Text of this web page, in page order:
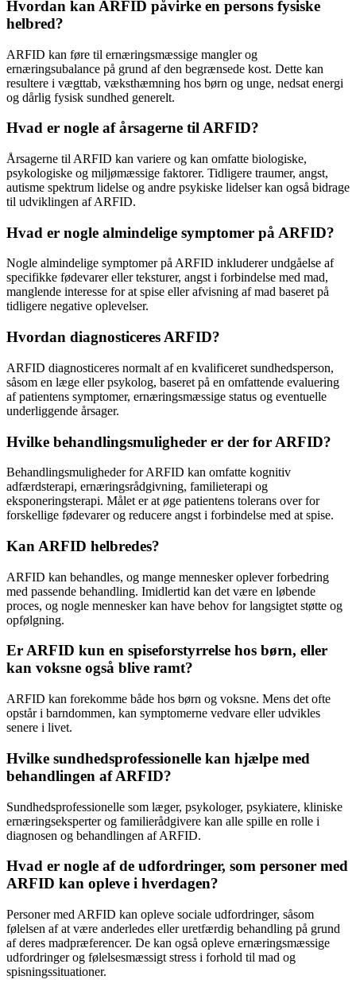
Hvordan kan ARFID påvirke en persons fysiske
helbred?
ARFID kan føre til ernæringsmæssige mangler og
ernæringsubalance på grund af den begrænsede kost. Dette kan
resultere i vægttab, væksthæmning hos børn og unge, nedsat energi
og dårlig fysisk sundhed generelt.
Hvad er nogle af årsagerne til ARFID?
Årsagerne til ARFID kan variere og kan omfatte biologiske,
psykologiske og miljømæssige faktorer. Tidligere traumer, angst,
autisme spektrum lidelse og andre psykiske lidelser kan også bidrage
til udviklingen af ARFID.
Hvad er nogle almindelige symptomer på ARFID?
Nogle almindelige symptomer på ARFID inkluderer undgåelse af
specifikke fødevarer eller teksturer, angst i forbindelse med mad,
manglende interesse for at spise eller afvisning af mad baseret på
tidligere negative oplevelser.
Hvordan diagnosticeres ARFID?
ARFID diagnosticeres normalt af en kvalificeret sundhedsperson,
såsom en læge eller psykolog, baseret på en omfattende evaluering
af patientens symptomer, ernæringsmæssige status og eventuelle
underliggende årsager.
Hvilke behandlingsmuligheder er der for ARFID?
Behandlingsmuligheder for ARFID kan omfatte kognitiv
adfærdsterapi, ernæringsrådgivning, familieterapi og
eksponeringsterapi. Målet er at øge patientens tolerans over for
forskellige fødevarer og reducere angst i forbindelse med at spise.
Kan ARFID helbredes?
ARFID kan behandles, og mange mennesker oplever forbedring
med passende behandling. Imidlertid kan det være en løbende
proces, og nogle mennesker kan have behov for langsigtet støtte og
opfølgning.
Er ARFID kun en spiseforstyrrelse hos børn, eller
kan voksne også blive ramt?
ARFID kan forekomme både hos børn og voksne. Mens det ofte
opstår i barndommen, kan symptomerne vedvare eller udvikles
senere i livet.
Hvilke sundhedsprofessionelle kan hjælpe med
behandlingen af ARFID?
Sundhedsprofessionelle som læger, psykologer, psykiatere, kliniske
ernæringseksperter og familierådgivere kan alle spille en rolle i
diagnosen og behandlingen af ARFID.
Hvad er nogle af de udfordringer, som personer med
ARFID kan opleve i hverdagen?
Personer med ARFID kan opleve sociale udfordringer, såsom
følelsen af at være anderledes eller uretfærdig behandling på grund
af deres madpræferencer. De kan også opleve ernæringsmæssige
udfordringer og følelsesmæssigt stress i forhold til mad og
spisningssituationer.